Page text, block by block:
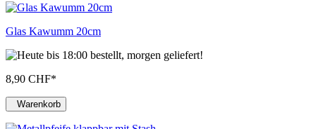
Glas Kawumm 20cm
8,90 CHF*
Warenkorb